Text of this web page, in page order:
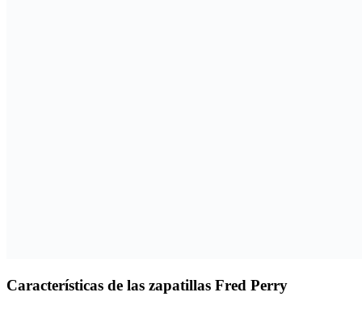
Características de las zapatillas Fred Perry